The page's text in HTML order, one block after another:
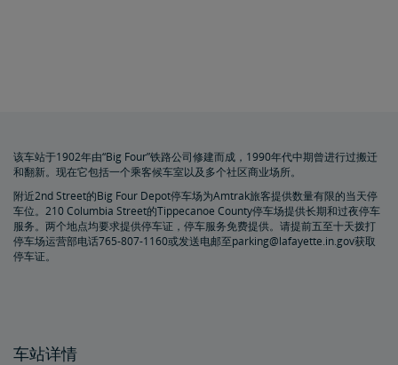
该车站于1902年由“Big Four”铁路公司修建而成，1990年代中期曾进行过搬迁
和翻新。现在它包括一个乘客候车室以及多个社区商业场所。
附近2nd Street的Big Four Depot停车场为Amtrak旅客提供数量有限的当天停
车位。210 Columbia Street的Tippecanoe County停车场提供长期和过夜停车
服务。两个地点均要求提供停车证，停车服务免费提供。请提前五至十天拨打
停车场运营部电话765-807-1160或发送电邮至parking@lafayette.in.gov获取
停车证。
车站详情